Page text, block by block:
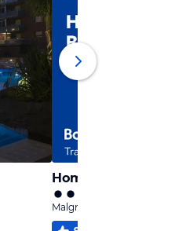
Malgrat de Mar,